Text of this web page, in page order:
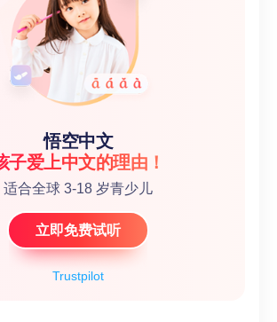
Trustpilot
悟空中文
子爱上中文的理由！
适合全球 3-18 岁青少儿
立即免费试听